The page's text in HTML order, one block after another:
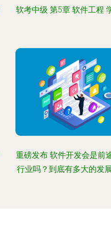
软考中级 第5章 软件工程
重磅发布 软件开发会是前
行业吗？到底有多大的发